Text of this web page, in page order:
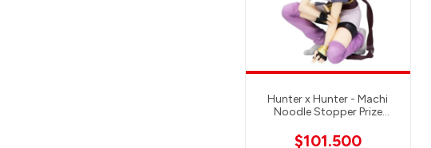
Hunter x Hunter - Machi
Noodle Stopper Prize
$101.500